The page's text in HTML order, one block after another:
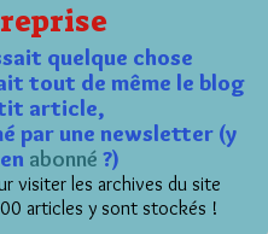
quelque chose
tout de même le blog
article,
par une newsletter (y
abonné ?)
visiter les archives du site
articles y sont stockés !